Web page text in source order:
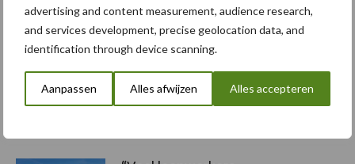
advertising and content measurement, audience research,
and services development, precise geolocation data, and
identification through device scanning.
Aanpassen Alles afwijzen Alles accepteren
schijvenwals, biedt Amazone nu ook de DUW 580 pro-wals met
dubbel U-profiel aan. De DUW 580 pro is vooral geschikt voor
zeer lichte grond.
Bron en beeld:Kamps de Wild